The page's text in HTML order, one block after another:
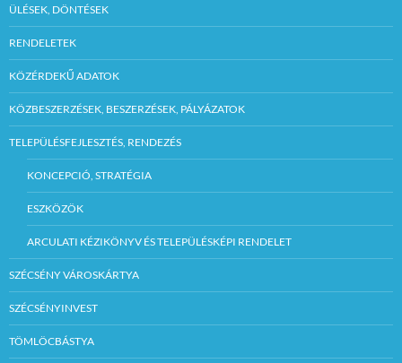
ÜLÉSEK, DÖNTÉSEK
RENDELETEK
KÖZÉRDEKŰ ADATOK
KÖZBESZERZÉSEK, BESZERZÉSEK, PÁLYÁZATOK
TELEPÜLÉSFEJLESZTÉS, RENDEZÉS
KONCEPCIÓ, STRATÉGIA
ESZKÖZÖK
ARCULATI KÉZIKÖNYV ÉS TELEPÜLÉSKÉPI RENDELET
SZÉCSÉNY VÁROSKÁRTYA
SZÉCSÉNYINVEST
TÖMLÖCBÁSTYA